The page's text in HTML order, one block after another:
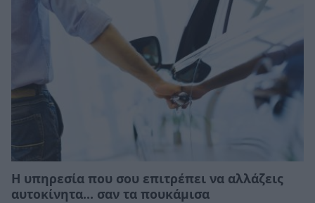
Η υπηρεσία που σου επιτρέπει να αλλάζεις
αυτοκίνητα... σαν τα πουκάμισα